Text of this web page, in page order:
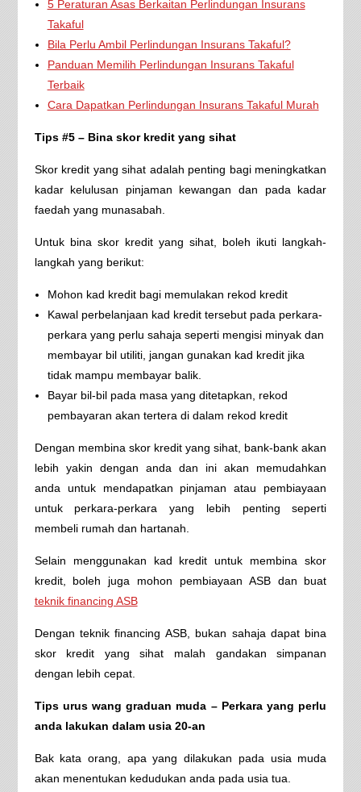
5 Peraturan Asas Berkaitan Perlindungan Insurans
Takaful
Bila Perlu Ambil Perlindungan Insurans Takaful?
Panduan Memilih Perlindungan Insurans Takaful
Terbaik
Cara Dapatkan Perlindungan Insurans Takaful Murah
Tips #5 – Bina skor kredit yang sihat
Skor kredit yang sihat adalah penting bagi meningkatkan
kadar kelulusan pinjaman kewangan dan pada kadar
faedah yang munasabah.
Untuk bina skor kredit yang sihat, boleh ikuti langkah-
langkah yang berikut:
Mohon kad kredit bagi memulakan rekod kredit
Kawal perbelanjaan kad kredit tersebut pada perkara-
perkara yang perlu sahaja seperti mengisi minyak dan
membayar bil utiliti, jangan gunakan kad kredit jika
tidak mampu membayar balik.
Bayar bil-bil pada masa yang ditetapkan, rekod
pembayaran akan tertera di dalam rekod kredit
Dengan membina skor kredit yang sihat, bank-bank akan
lebih yakin dengan anda dan ini akan memudahkan
anda untuk mendapatkan pinjaman atau pembiayaan
untuk perkara-perkara yang lebih penting seperti
membeli rumah dan hartanah.
Selain menggunakan kad kredit untuk membina skor
kredit, boleh juga mohon pembiayaan ASB dan buat
teknik financing ASB
Dengan teknik financing ASB, bukan sahaja dapat bina
skor kredit yang sihat malah gandakan simpanan
dengan lebih cepat.
Tips urus wang graduan muda – Perkara yang perlu
anda lakukan dalam usia 20-an
Bak kata orang, apa yang dilakukan pada usia muda
akan menentukan kedudukan anda pada usia tua.